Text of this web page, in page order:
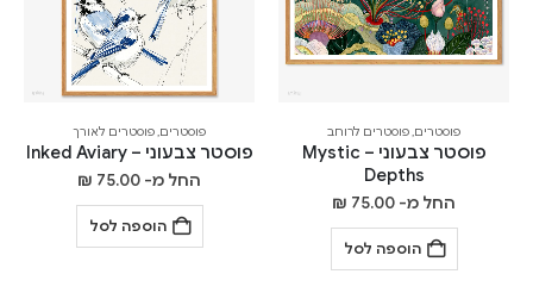
פוסטרים,פוסטרים לרוחב
פוסטר צבעוני – Mystic
Depths
החל מ- ₪ 75.00
הוספה לסל
פוסטרים,פוסטרים לאורך
פוסטר צבעוני – Inked Aviary
החל מ- ₪ 75.00
הוספה לסל